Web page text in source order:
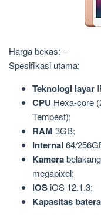
Harga bekas: –
Spesifikasi utama:
Teknologi layar
CPU Hexa-core
Tempest);
RAM 3GB;
Internal 64/
Kamera
megapixel;
iOS iOS 12.1.3;
Kapasitas